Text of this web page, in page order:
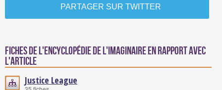
PARTAGER SUR TWITTER
Fiches de l'encyclopédie de l'imaginaire en rapport avec
l'article
Justice League